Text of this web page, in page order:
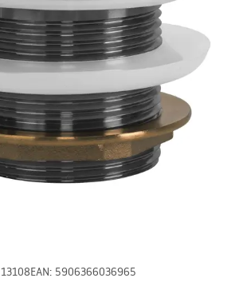
13108EAN: 5906366036965